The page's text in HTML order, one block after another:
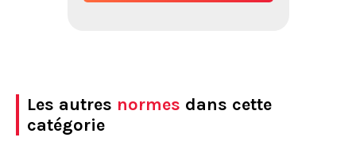
Les autres normes dans cette
catégorie